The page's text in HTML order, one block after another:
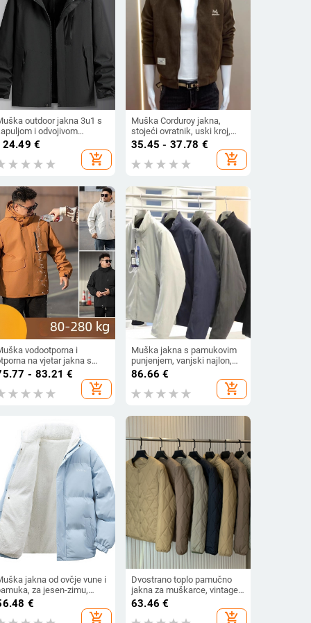
outdoor jakna 3u1 s
i odvojivom
plus veličina,
€
add_shopping_cart
Muška Corduroy jakna,
stojeći ovratnik, uski kroj,
debeli materijal, bočni
35.45 - 37.78 €
add_shopping_cart
vodootporna i
na vjetar jakna s
slobodan kroj, zip,
- 83.21 €
add_shopping_cart
Muška jakna s pamukovim
punjenjem, vanjski najlon,
kapuljača, stojeći ovratnik,
86.66 €
add_shopping_cart
jakna od ovčje vune i
za jesen-zimu,
ovratnik, zip i flis
€
add_shopping_cart
Dvostrano toplo pamučno
jakna za muškarce, vintage
planinski stil, punjenje
poliesterom
63.46 €
add_shopping_cart